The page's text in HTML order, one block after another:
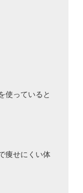
使っていると
痩せにくい体